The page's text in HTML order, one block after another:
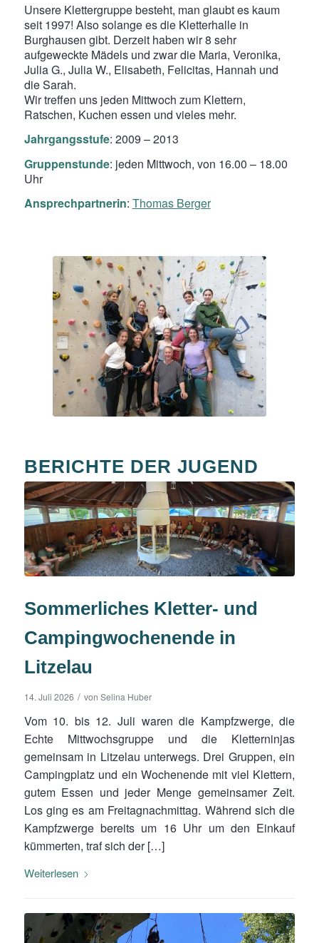
Unsere Klettergruppe besteht, man glaubt es kaum
seit 1997! Also solange es die Kletterhalle in
Burghausen gibt. Derzeit haben wir 8 sehr
aufgeweckte Mädels und zwar die Maria, Veronika,
Julia G., Julia W., Elisabeth, Felicitas, Hannah und
die Sarah.
Wir treffen uns jeden Mittwoch zum Klettern,
Ratschen, Kuchen essen und vieles mehr.
Jahrgangsstufe: 2009 – 2013
Gruppenstunde: jeden Mittwoch, von 16.00 – 18.00
Uhr
Ansprechpartnerin: Thomas Berger
BERICHTE DER JUGEND
Sommerliches Kletter- und
Campingwochenende in
Litzelau
14. Juli 2026 / von Selina Huber
Vom 10. bis 12. Juli waren die Kampfzwerge, die
Echte Mittwochsgruppe und die Kletterninjas
gemeinsam in Litzelau unterwegs. Drei Gruppen, ein
Campingplatz und ein Wochenende mit viel Klettern,
gutem Essen und jeder Menge gemeinsamer Zeit.
Los ging es am Freitagnachmittag. Während sich die
Kampfzwerge bereits um 16 Uhr um den Einkauf
kümmerten, traf sich der […]
Weiterlesen